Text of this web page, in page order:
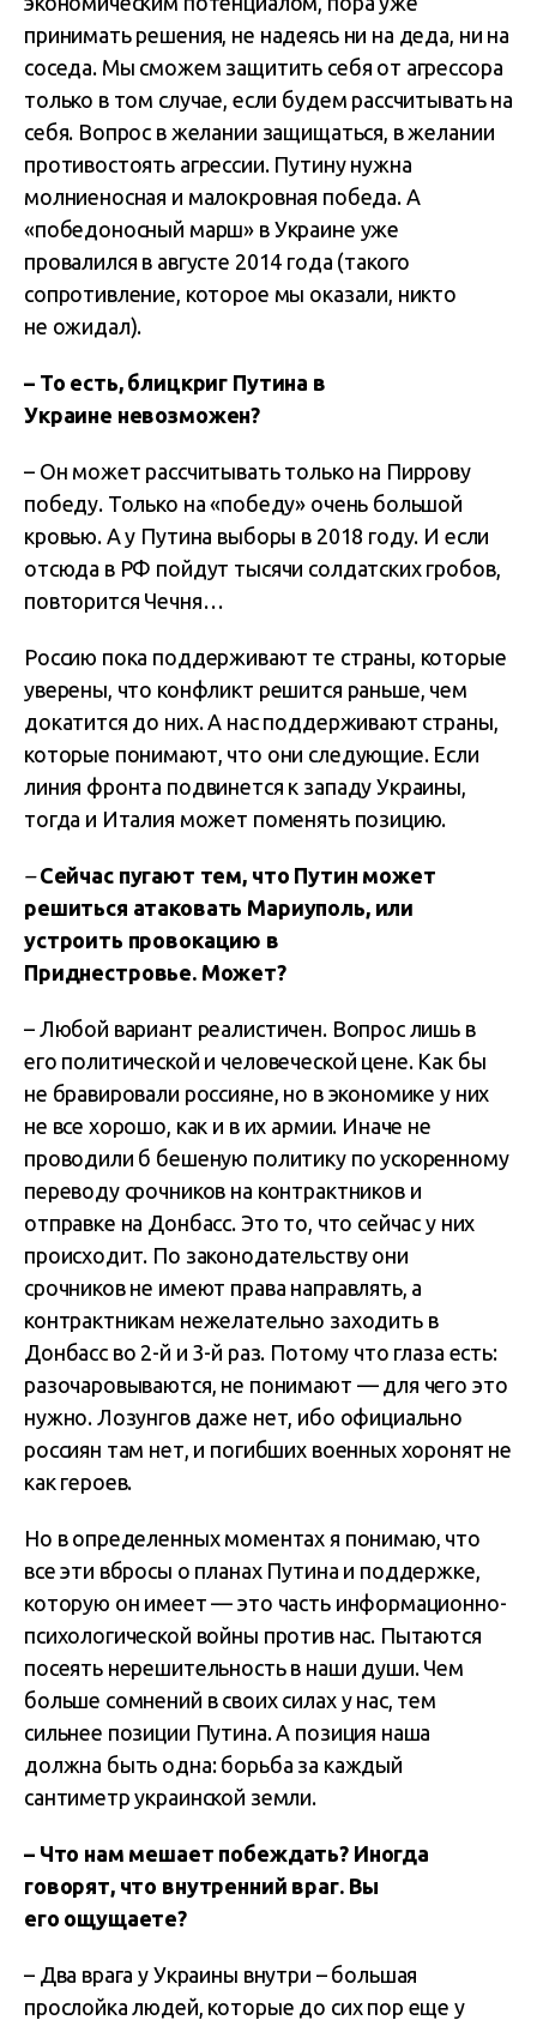
принимать решения, не надеясь ни на деда, ни на
соседа. Мы сможем защитить себя от агрессора
только в том случае, если будем рассчитывать на
себя. Вопрос в желании защищаться, в желании
противостоять агрессии. Путину нужна
молниеносная и малокровная победа. А
«победоносный марш» в Украине уже
провалился в августе 2014 года (такого
сопротивление, которое мы оказали, никто
не ожидал).
– То есть, блицкриг Путина в
Украине невозможен?
– Он может рассчитывать только на Пиррову
победу. Только на «победу» очень большой
кровью. А у Путина выборы в 2018 году. И если
отсюда в РФ пойдут тысячи солдатских гробов,
повторится Чечня…
Россию пока поддерживают те страны, которые
уверены, что конфликт решится раньше, чем
докатится до них. А нас поддерживают страны,
которые понимают, что они следующие. Если
линия фронта подвинется к западу Украины,
тогда и Италия может поменять позицию.
–Сейчас пугают тем, что Путин может
решиться атаковать Мариуполь, или
устроить провокацию в
Приднестровье. Может?
– Любой вариант реалистичен. Вопрос лишь в
его политической и человеческой цене. Как бы
не бравировали россияне, но в экономике у них
не все хорошо, как и в их армии. Иначе не
проводили б бешеную политику по ускоренному
переводу срочников на контрактников и
отправке на Донбасс. Это то, что сейчас у них
происходит. По законодательству они
срочников не имеют права направлять, а
контрактникам нежелательно заходить в
Донбасс во 2-й и 3-й раз. Потому что глаза есть:
разочаровываются, не понимают — для чего это
нужно. Лозунгов даже нет, ибо официально
россиян там нет, и погибших военных хоронят не
как героев.
Но в определенных моментах я понимаю, что
все эти вбросы о планах Путина и поддержке,
которую он имеет — это часть информационно-
психологической войны против нас. Пытаются
посеять нерешительность в наши души. Чем
больше сомнений в своих силах у нас, тем
сильнее позиции Путина. А позиция наша
должна быть одна: борьба за каждый
сантиметр украинской земли.
– Что нам мешает побеждать? Иногда
говорят, что внутренний враг. Вы
его ощущаете?
– Два врага у Украины внутри – большая
прослойка людей, которые до сих пор еще у